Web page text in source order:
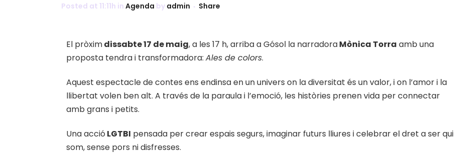
Posted at 11:11h in Agenda by admin Share
El pròximdissabte 17 de maig, a les 17 h, arriba a Gósol la narradoraMònica Torra amb una
proposta tendra i transformadora: Ales de colors.
Aquest espectacle de contes ens endinsa en un univers on la diversitat és un valor, i on l’amor i la
llibertat volen ben alt. A través de la paraula i l’emoció, les històries prenen vida per connectar
amb grans i petits.
Una acció LGTBI pensada per crear espais segurs, imaginar futurs lliures i celebrar el dret a ser qui
som, sense pors ni disfresses.